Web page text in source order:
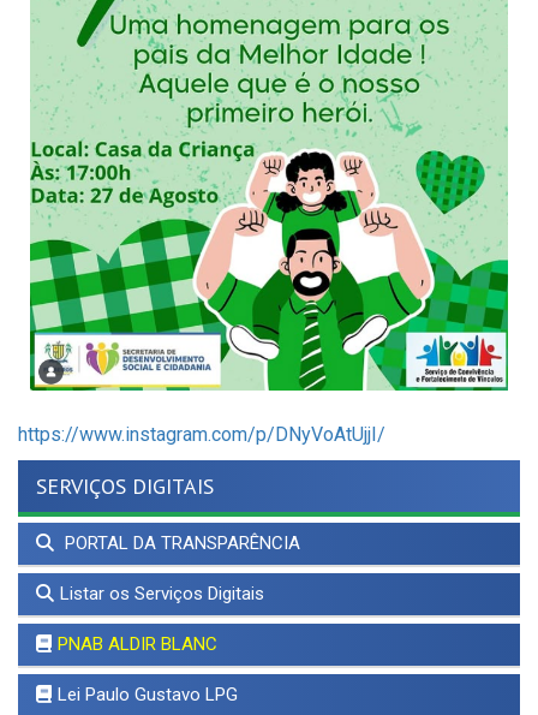
https://www.instagram.com/p/DNyVoAtUjjI/
SERVIÇOS DIGITAIS
PORTAL DA TRANSPARÊNCIA
Listar os Serviços Digitais
PNAB ALDIR BLANC
Lei Paulo Gustavo LPG